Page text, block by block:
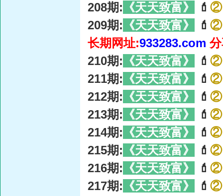
208期: 《天天致富》 💄 ②
209期: 《天天致富》 💄 ②
长期网址:933283.com
210期: 《天天致富》 💄 ②
211期: 《天天致富》 💄 ②
212期: 《天天致富》 💄 ②
213期: 《天天致富》 💄 ②
214期: 《天天致富》 💄 ②
215期: 《天天致富》 💄 ②
216期: 《天天致富》 💄 ②
217期: 《天天致富》 💄 ②